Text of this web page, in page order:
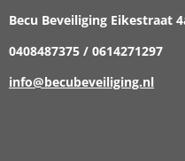
Becu Beveiliging Eikestraat
0408487375 / 0614271297
info@becubeveiliging.nl